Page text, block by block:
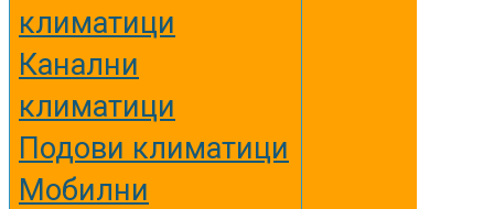
климатици
Канални
климатици
Подови климатици
Мобилни